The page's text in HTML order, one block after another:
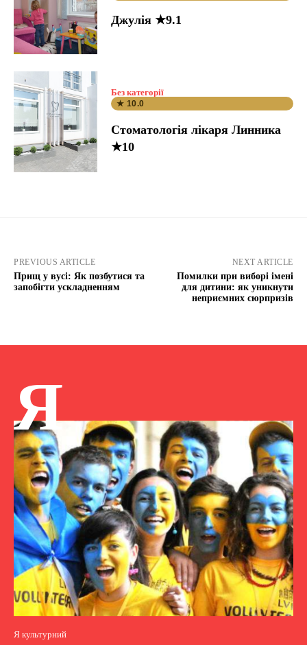
Джулія ★9.1
Без категорії
★ 10.0
Стоматологія лікаря Линника
★10
PREVIOUS ARTICLE
Прищ у вусі: Як позбутися та
запобігти ускладненням
NEXT ARTICLE
Помилки при виборі імені
для дитини: як уникнути
неприємних сюрпризів
Я
Я культурний